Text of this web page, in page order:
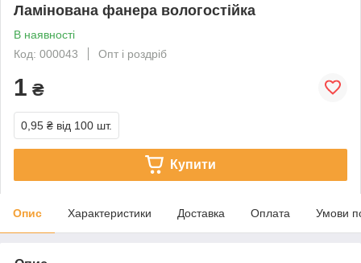
Ламінована фанера вологостійка
В наявності
Код: 000043
Опт і роздріб
1 ₴
0,95 ₴ від 100 шт.
Купити
Опис Характеристики Доставка Оплата Умови